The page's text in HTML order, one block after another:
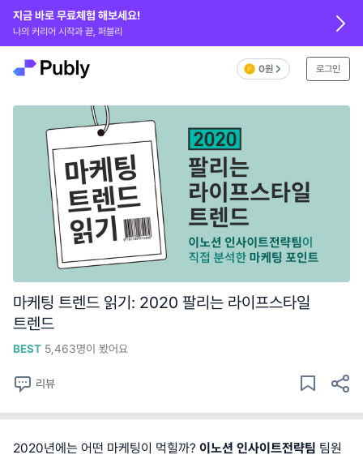
0원 로그인
지금 바로 무료체험 해보세요!
나의 커리어 시작과 끝, 퍼블리
마케팅 트렌드 읽기: 2020 팔리는 라이프스타일
트렌드
BEST 5,463명이 봤어요
리뷰
2020년에는 어떤 마케팅이 먹힐까? 이노션 인사이트전략팀 팀원